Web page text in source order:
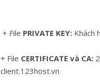
+ File PRIVATE KEY: Khách
+ File CERTIFICATE và CA:
client.123host.vn